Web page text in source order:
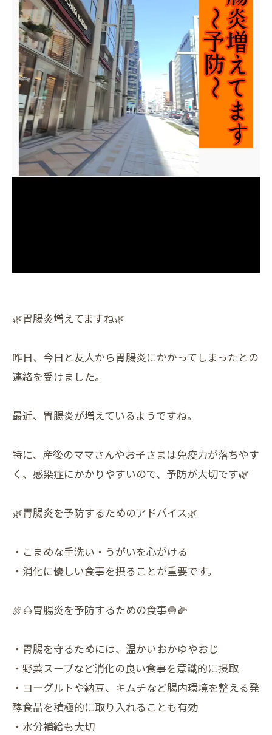
🌿胃腸炎増えてますね🌿
昨日、今日と友人から胃腸炎にかかってしまったとの
連絡を受けました。
最近、胃腸炎が増えているようですね。
特に、産後のママさんやお子さまは免疫力が落ちやす
く、感染症にかかりやすいので、予防が大切です🌿
🌿胃腸炎を予防するためのアドバイス🌿
・こまめな手洗い・うがいを心がける
・消化に優しい食事を摂ることが重要です。
🍖🌰胃腸炎を予防するための食事🧅🌽
・胃腸を守るためには、温かいおかゆやおじ
・野菜スープなど消化の良い食事を意識的に摂取
・ヨーグルトや納豆、キムチなど腸内環境を整える発
酵食品を積極的に取り入れることも有効
・水分補給も大切